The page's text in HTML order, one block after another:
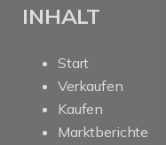
INHALT
Start
Verkaufen
Kaufen
Marktberichte